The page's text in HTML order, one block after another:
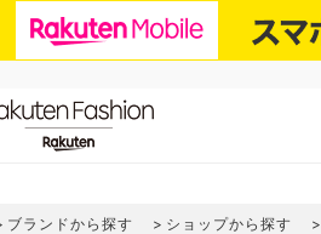
ブランドから探す ショップから探す